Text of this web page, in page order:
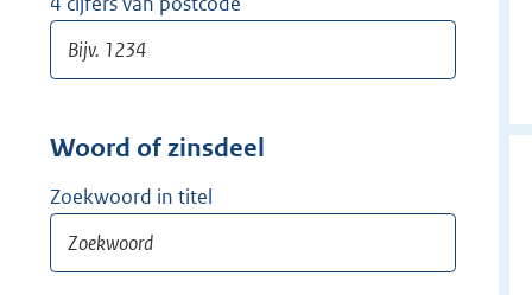
Woord of zinsdeel
Zoekwoord in titel